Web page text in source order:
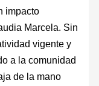
impacto
Marcela. Sin
vigente y
a la comunidad
de la mano